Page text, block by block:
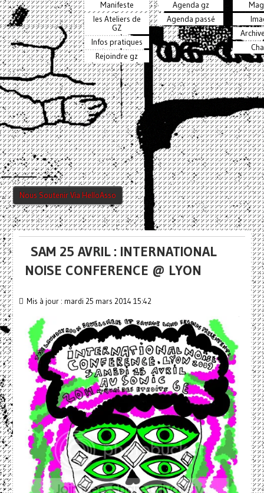
Manifeste
les Ateliers de
GZ
Infos pratiques
Rejoindre gz
Agenda gz
Agenda passé
Nous Soutenir Via HelloAsso
SAM 25 AVRIL : INTERNATIONAL
NOISE CONFERENCE @ LYON
Mis à jour : mardi 25 mars 2014 15:42